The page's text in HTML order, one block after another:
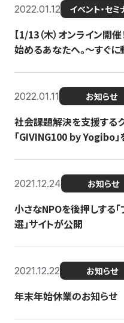
2022.01.12 イベント・セミ
【1/13（木）オンライン開
始めるあなたへ。〜すぐに
2022.01.11 お知らせ
社会課題解決を支援する
「GIVING100 by Yogibo
2021.12.24 お知らせ
小さなNPOを後押しする
選」サイトが公開
2021.12.22 お知らせ
年末年始休業のお知らせ